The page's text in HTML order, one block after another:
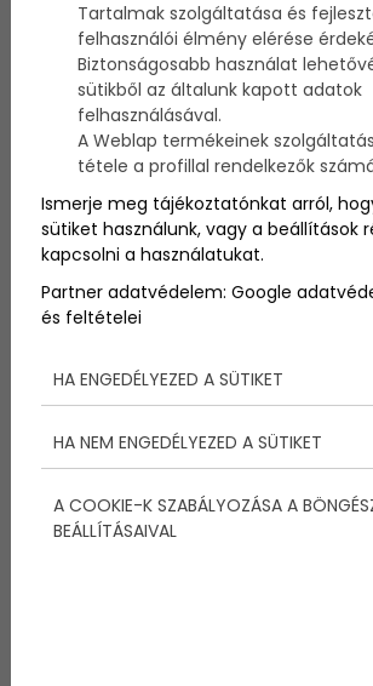
Mindenhol történnek balesetek,
a földön, úgy a vízen is és ez nincsen
Balatonnal sem. Most a magyar
hajókatasztrófájáról mesélünk nektek.
Megosztás:
További bejegyzések
Tartalmak szolgáltatása és
felhasználói élmény elérése
Biztonságosabb használat
sütikből az általunk kapott adatok
felhasználásával.
A Weblap termékeinek
tétele a profillal rendelkezők
Ismerje meg tájékoztatónkat arról,
sütiket használunk, vagy a beállítások
kapcsolni a használatukat.
Partner adatvédelem: Google
és feltételei
HA ENGEDÉLYEZED A SÜTIKET
HA NEM ENGEDÉLYEZED A SÜTIKET
A COOKIE-K SZABÁLYOZÁSA A
BEÁLLÍTÁSAIVAL